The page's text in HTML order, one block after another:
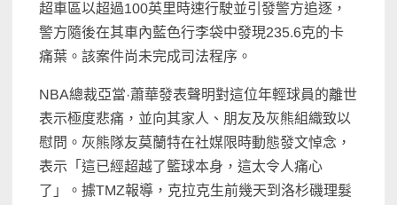
超車區以超過100英里時速行駛並引發警方追逐，
警方隨後在其車內藍色行李袋中發現235.6克的卡
痛葉。該案件尚未完成司法程序。
NBA總裁亞當·蕭華發表聲明對這位年輕球員的離世
表示極度悲痛，並向其家人、朋友及灰熊組織致以
慰問。灰熊隊友莫蘭特在社媒限時動態發文悼念，
表示「這已經超越了籃球本身，這太令人痛心
了」。據TMZ報導，克拉克生前幾天到洛杉磯理髮